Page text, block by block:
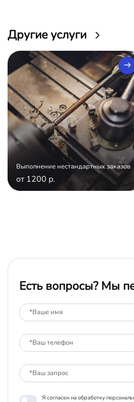
Другие услуги
Выполнение нестандартных заказов
от 1200 р.
Есть вопросы? Мы
Я согласен на обработку